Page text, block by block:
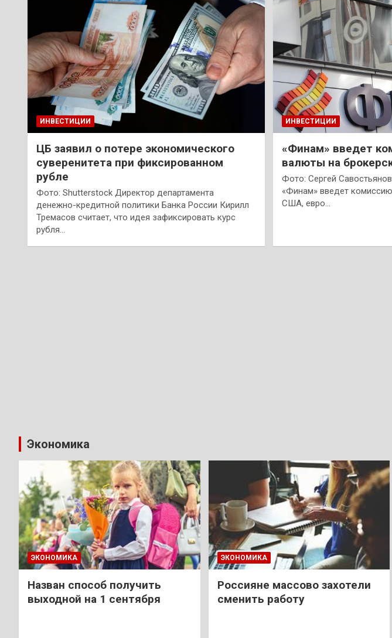
ИНВЕСТИЦИИ
ЦБ заявил о потере экономического
суверенитета при фиксированном
рубле
Фото: Shutterstock Директор департамента
денежно-кредитной политики Банка России Кирилл
Тремасов считает, что идея зафиксировать курс
рубля…
ИНВЕСТИЦИИ
«Финам» введет
валюты на
Фото: Сергей
«Финам» введет
США, евро…
Экономика
ЭКОНОМИКА
Назван способ получить
выходной на 1 сентября
ЭКОНОМИКА
Россияне массово захотели
сменить работу